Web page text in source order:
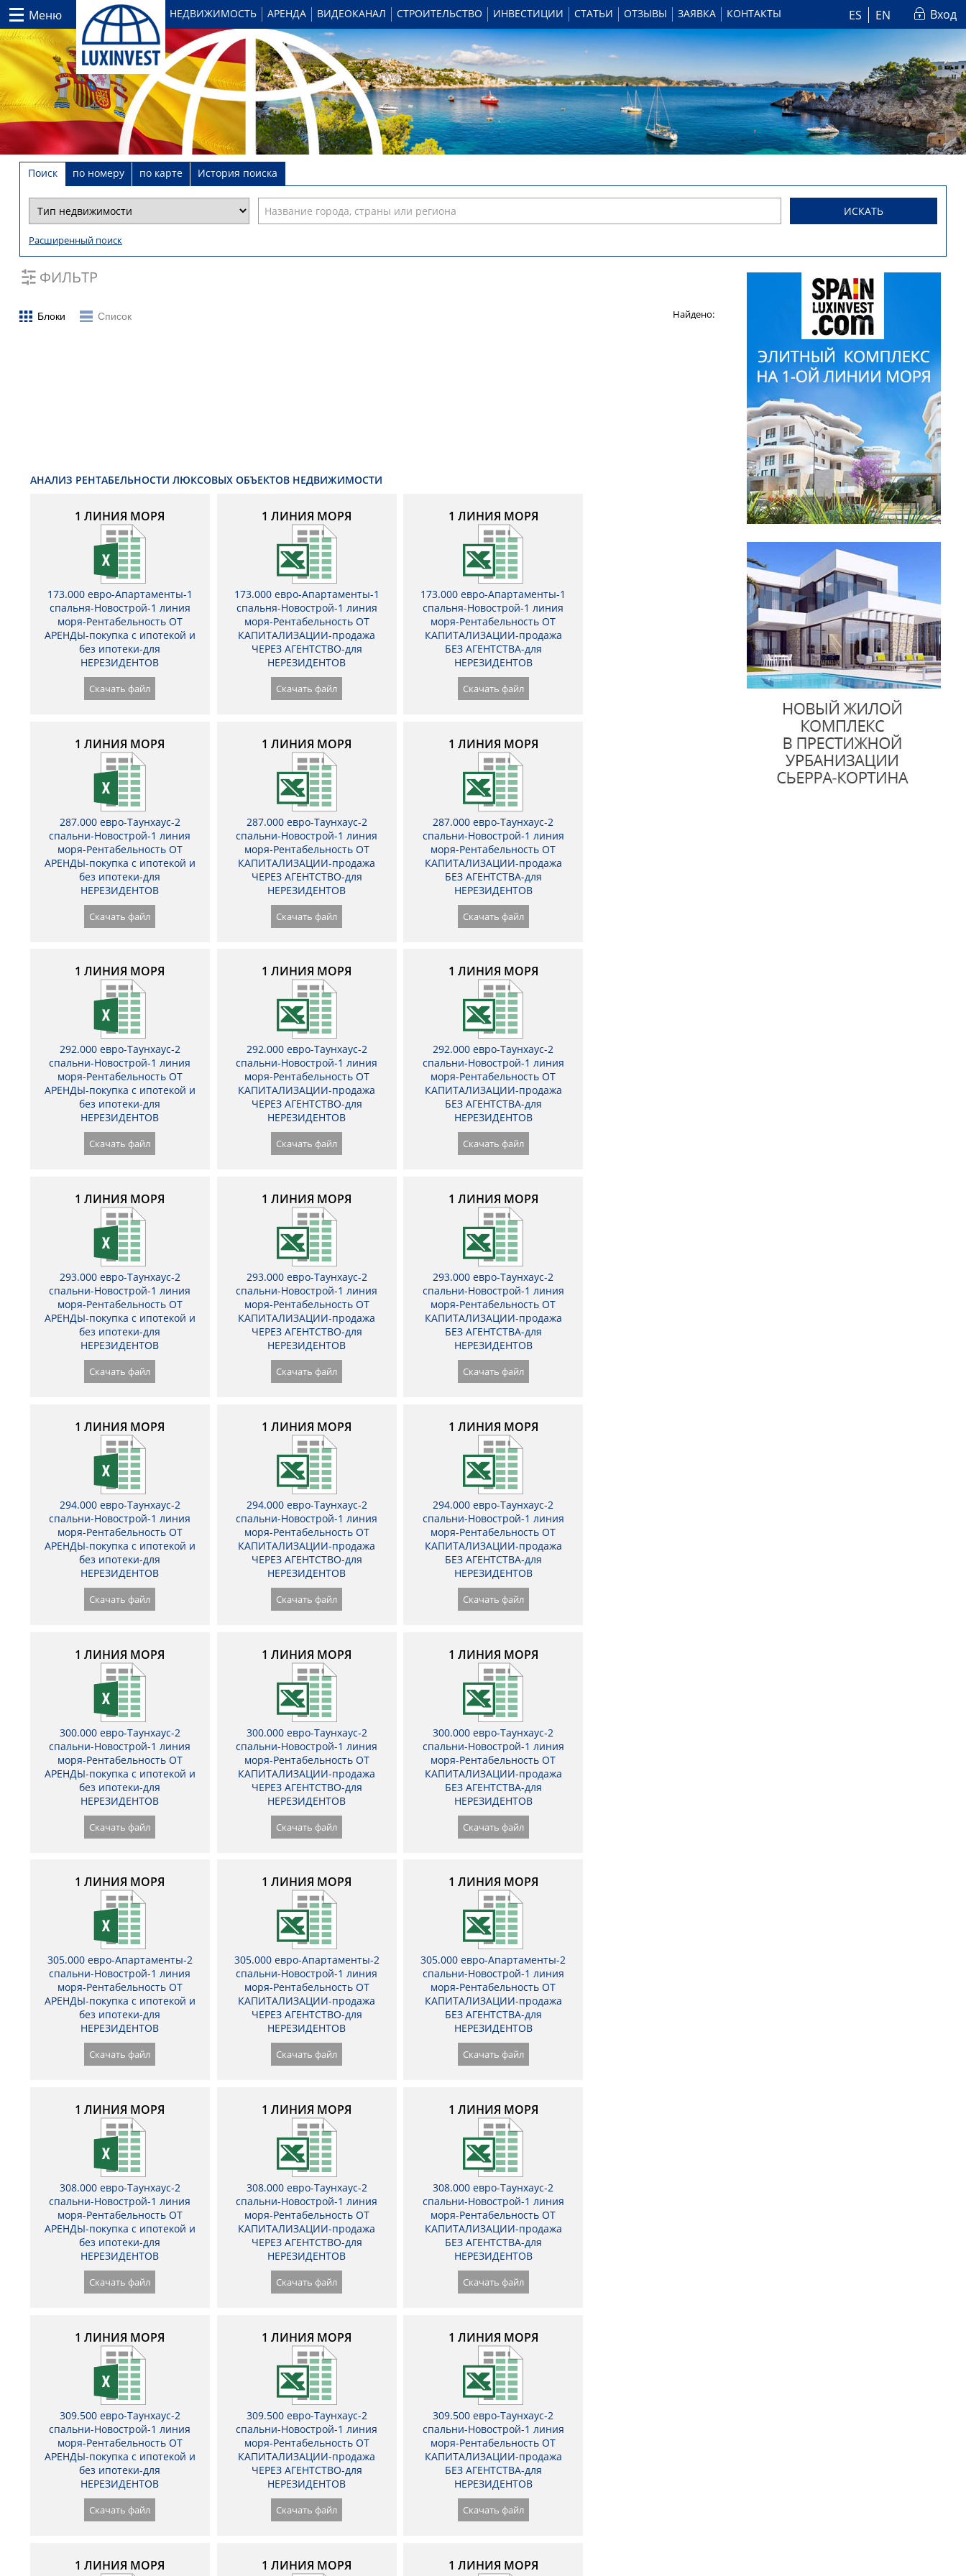
Меню НЕДВИЖИМОСТЬ АРЕНДА ВИДЕОКАНАЛ СТРОИТЕЛЬСТВО ИНВЕСТИЦИИ СТАТЬИ ОТЗЫВЫ ЗАЯВКА КОНТАКТЫ ES EN Вход
Поиск по номеру по карте История поиска
ИСКАТЬ
Расширенный поиск
ФИЛЬТР
Блоки Список Найдено:
АНАЛИЗ РЕНТАБЕЛЬНОСТИ ЛЮКСОВЫХ ОБЪЕКТОВ НЕДВИЖИМОСТИ
1 ЛИНИЯ МОРЯ
173.000 евро-Апартаменты-1
спальня-Новострой-1 линия
моря-Рентабельность ОТ
АРЕНДЫ-покупка с ипотекой и
без ипотеки-для
НЕРЕЗИДЕНТОВ
Скачать файл
1 ЛИНИЯ МОРЯ
173.000 евро-Апартаменты-1
спальня-Новострой-1 линия
моря-Рентабельность ОТ
КАПИТАЛИЗАЦИИ-продажа
ЧЕРЕЗ АГЕНТСТВО-для
НЕРЕЗИДЕНТОВ
Скачать файл
1 ЛИНИЯ МОРЯ
173.000 евро-Апартаменты-1
спальня-Новострой-1 линия
моря-Рентабельность ОТ
КАПИТАЛИЗАЦИИ-продажа
БЕЗ АГЕНТСТВА-для
НЕРЕЗИДЕНТОВ
Скачать файл
1 ЛИНИЯ МОРЯ
287.000 евро-Таунхаус-2
спальни-Новострой-1 линия
моря-Рентабельность ОТ
АРЕНДЫ-покупка с ипотекой и
без ипотеки-для
НЕРЕЗИДЕНТОВ
Скачать файл
1 ЛИНИЯ МОРЯ
287.000 евро-Таунхаус-2
спальни-Новострой-1 линия
моря-Рентабельность ОТ
КАПИТАЛИЗАЦИИ-продажа
ЧЕРЕЗ АГЕНТСТВО-для
НЕРЕЗИДЕНТОВ
Скачать файл
1 ЛИНИЯ МОРЯ
287.000 евро-Таунхаус-2
спальни-Новострой-1 линия
моря-Рентабельность ОТ
КАПИТАЛИЗАЦИИ-продажа
БЕЗ АГЕНТСТВА-для
НЕРЕЗИДЕНТОВ
Скачать файл
1 ЛИНИЯ МОРЯ
292.000 евро-Таунхаус-2
спальни-Новострой-1 линия
моря-Рентабельность ОТ
АРЕНДЫ-покупка с ипотекой и
без ипотеки-для
НЕРЕЗИДЕНТОВ
Скачать файл
1 ЛИНИЯ МОРЯ
292.000 евро-Таунхаус-2
спальни-Новострой-1 линия
моря-Рентабельность ОТ
КАПИТАЛИЗАЦИИ-продажа
ЧЕРЕЗ АГЕНТСТВО-для
НЕРЕЗИДЕНТОВ
Скачать файл
1 ЛИНИЯ МОРЯ
292.000 евро-Таунхаус-2
спальни-Новострой-1 линия
моря-Рентабельность ОТ
КАПИТАЛИЗАЦИИ-продажа
БЕЗ АГЕНТСТВА-для
НЕРЕЗИДЕНТОВ
Скачать файл
1 ЛИНИЯ МОРЯ
293.000 евро-Таунхаус-2
спальни-Новострой-1 линия
моря-Рентабельность ОТ
АРЕНДЫ-покупка с ипотекой и
без ипотеки-для
НЕРЕЗИДЕНТОВ
Скачать файл
1 ЛИНИЯ МОРЯ
293.000 евро-Таунхаус-2
спальни-Новострой-1 линия
моря-Рентабельность ОТ
КАПИТАЛИЗАЦИИ-продажа
ЧЕРЕЗ АГЕНТСТВО-для
НЕРЕЗИДЕНТОВ
Скачать файл
1 ЛИНИЯ МОРЯ
293.000 евро-Таунхаус-2
спальни-Новострой-1 линия
моря-Рентабельность ОТ
КАПИТАЛИЗАЦИИ-продажа
БЕЗ АГЕНТСТВА-для
НЕРЕЗИДЕНТОВ
Скачать файл
1 ЛИНИЯ МОРЯ
294.000 евро-Таунхаус-2
спальни-Новострой-1 линия
моря-Рентабельность ОТ
АРЕНДЫ-покупка с ипотекой и
без ипотеки-для
НЕРЕЗИДЕНТОВ
Скачать файл
1 ЛИНИЯ МОРЯ
294.000 евро-Таунхаус-2
спальни-Новострой-1 линия
моря-Рентабельность ОТ
КАПИТАЛИЗАЦИИ-продажа
ЧЕРЕЗ АГЕНТСТВО-для
НЕРЕЗИДЕНТОВ
Скачать файл
1 ЛИНИЯ МОРЯ
294.000 евро-Таунхаус-2
спальни-Новострой-1 линия
моря-Рентабельность ОТ
КАПИТАЛИЗАЦИИ-продажа
БЕЗ АГЕНТСТВА-для
НЕРЕЗИДЕНТОВ
Скачать файл
1 ЛИНИЯ МОРЯ
300.000 евро-Таунхаус-2
спальни-Новострой-1 линия
моря-Рентабельность ОТ
АРЕНДЫ-покупка с ипотекой и
без ипотеки-для
НЕРЕЗИДЕНТОВ
Скачать файл
1 ЛИНИЯ МОРЯ
300.000 евро-Таунхаус-2
спальни-Новострой-1 линия
моря-Рентабельность ОТ
КАПИТАЛИЗАЦИИ-продажа
ЧЕРЕЗ АГЕНТСТВО-для
НЕРЕЗИДЕНТОВ
Скачать файл
1 ЛИНИЯ МОРЯ
300.000 евро-Таунхаус-2
спальни-Новострой-1 линия
моря-Рентабельность ОТ
КАПИТАЛИЗАЦИИ-продажа
БЕЗ АГЕНТСТВА-для
НЕРЕЗИДЕНТОВ
Скачать файл
1 ЛИНИЯ МОРЯ
305.000 евро-Апартаменты-2
спальни-Новострой-1 линия
моря-Рентабельность ОТ
АРЕНДЫ-покупка с ипотекой и
без ипотеки-для
НЕРЕЗИДЕНТОВ
Скачать файл
1 ЛИНИЯ МОРЯ
305.000 евро-Апартаменты-2
спальни-Новострой-1 линия
моря-Рентабельность ОТ
КАПИТАЛИЗАЦИИ-продажа
ЧЕРЕЗ АГЕНТСТВО-для
НЕРЕЗИДЕНТОВ
Скачать файл
1 ЛИНИЯ МОРЯ
305.000 евро-Апартаменты-2
спальни-Новострой-1 линия
моря-Рентабельность ОТ
КАПИТАЛИЗАЦИИ-продажа
БЕЗ АГЕНТСТВА-для
НЕРЕЗИДЕНТОВ
Скачать файл
1 ЛИНИЯ МОРЯ
308.000 евро-Таунхаус-2
спальни-Новострой-1 линия
моря-Рентабельность ОТ
АРЕНДЫ-покупка с ипотекой и
без ипотеки-для
НЕРЕЗИДЕНТОВ
Скачать файл
1 ЛИНИЯ МОРЯ
308.000 евро-Таунхаус-2
спальни-Новострой-1 линия
моря-Рентабельность ОТ
КАПИТАЛИЗАЦИИ-продажа
ЧЕРЕЗ АГЕНТСТВО-для
НЕРЕЗИДЕНТОВ
Скачать файл
1 ЛИНИЯ МОРЯ
308.000 евро-Таунхаус-2
спальни-Новострой-1 линия
моря-Рентабельность ОТ
КАПИТАЛИЗАЦИИ-продажа
БЕЗ АГЕНТСТВА-для
НЕРЕЗИДЕНТОВ
Скачать файл
1 ЛИНИЯ МОРЯ
309.500 евро-Таунхаус-2
спальни-Новострой-1 линия
моря-Рентабельность ОТ
АРЕНДЫ-покупка с ипотекой и
без ипотеки-для
НЕРЕЗИДЕНТОВ
Скачать файл
1 ЛИНИЯ МОРЯ
309.500 евро-Таунхаус-2
спальни-Новострой-1 линия
моря-Рентабельность ОТ
КАПИТАЛИЗАЦИИ-продажа
ЧЕРЕЗ АГЕНТСТВО-для
НЕРЕЗИДЕНТОВ
Скачать файл
1 ЛИНИЯ МОРЯ
309.500 евро-Таунхаус-2
спальни-Новострой-1 линия
моря-Рентабельность ОТ
КАПИТАЛИЗАЦИИ-продажа
БЕЗ АГЕНТСТВА-для
НЕРЕЗИДЕНТОВ
Скачать файл
1 ЛИНИЯ МОРЯ 1 ЛИНИЯ МОРЯ 1 ЛИНИЯ МОРЯ